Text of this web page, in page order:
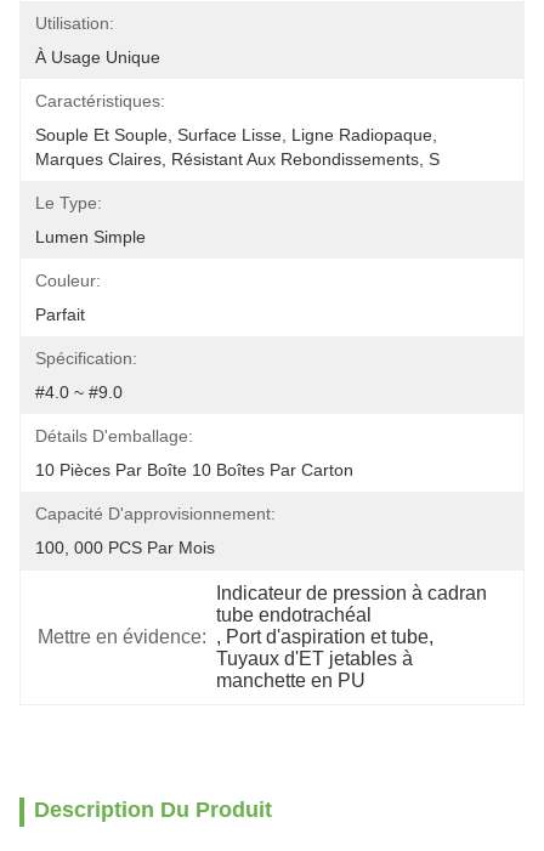
Utilisation:
À Usage Unique
Caractéristiques:
Souple Et Souple, Surface Lisse, Ligne Radiopaque,
Marques Claires, Résistant Aux Rebondissements, S
Le Type:
Lumen Simple
Couleur:
Parfait
Spécification:
#4.0 ~ #9.0
Détails D'emballage:
10 Pièces Par Boîte 10 Boîtes Par Carton
Capacité D'approvisionnement:
100, 000 PCS Par Mois
Mettre en évidence:
Indicateur de pression à cadran
tube endotrachéal
, Port d'aspiration et tube,
Tuyaux d'ET jetables à
manchette en PU
Description Du Produit